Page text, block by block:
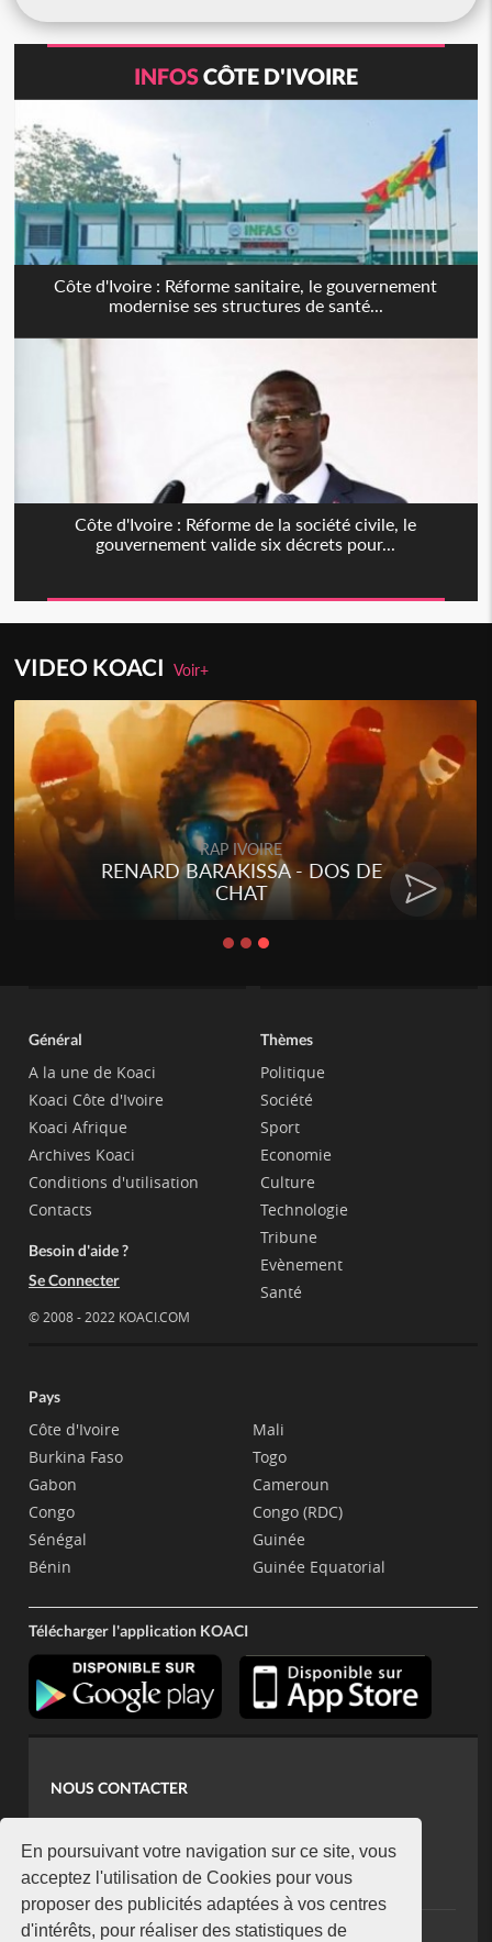
En poursuivant votre navigation sur ce site, vous
acceptez l'utilisation de Cookies pour vous
proposer des publicités adaptées à vos centres
d'intérêts, pour réaliser des statistiques de
INFOSCÔTE D'IVOIRE
Côte d'Ivoire : Réforme sanitaire, le gouvernement
modernise ses structures de santé...
Côte d'Ivoire : Réforme de la société civile, le
gouvernement valide six décrets pour...
VIDEO KOACIVoir+
RAP IVOIRE
RENARD BARAKISSA - DOS DE
CHAT
Général
A la une de Koaci
Koaci Côte d'Ivoire
Koaci Afrique
Archives Koaci
Conditions d'utilisation
Contacts
Besoin d'aide ?
Se Connecter
© 2008 - 2022 KOACI.COM
Thèmes
Politique
Société
Sport
Economie
Culture
Technologie
Tribune
Evènement
Santé
Pays
Côte d'Ivoire
Burkina Faso
Gabon
Congo
Sénégal
Bénin
Mali
Togo
Cameroun
Congo (RDC)
Guinée
Guinée Equatorial
Télécharger l'application KOACI
NOUS CONTACTER
koaci@yahoo.fr
+225 07 08 85 52 93